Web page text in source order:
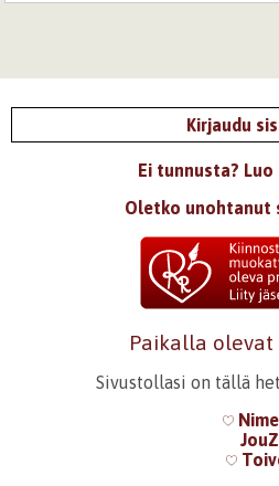
Kirjaudu
Ei tunnusta?
Oletko unohtanut
Paikalla
Sivustollasi on tällä